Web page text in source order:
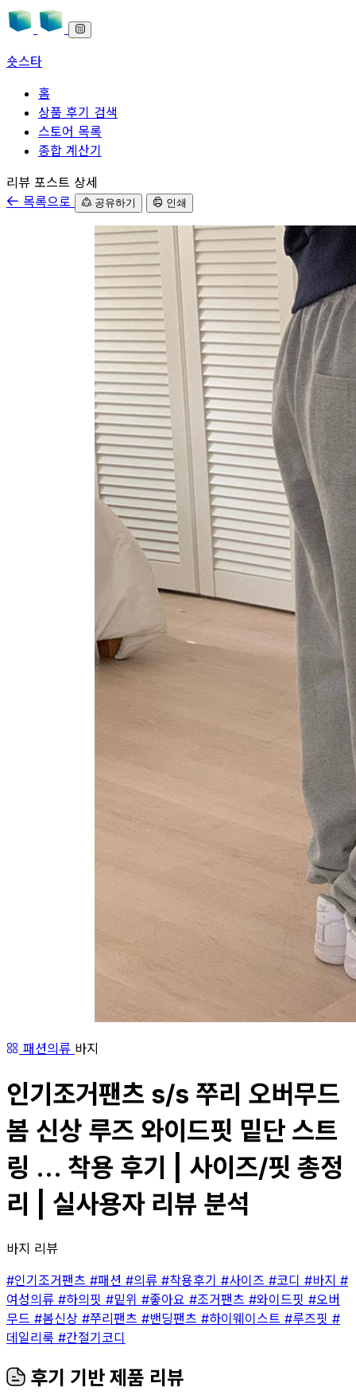
숏스타
홈
상품 후기 검색
스토어 목록
종합 계산기
본문으로 바로가기
리뷰 포스트 상세
목록으로
공유하기 인쇄
패션의류 바지
인기조거팬츠 s/s 쭈리 오버무드
봄 신상 루즈 와이드핏 밑단 스트
링 ... 착용 후기 | 사이즈/핏 총정
리 | 실사용자 리뷰 분석
바지 리뷰
#인기조거팬츠 #패션 #의류 #착용후기 #사이즈 #코디 #바지 #
여성의류 #하의핏 #밑위 #좋아요 #조거팬츠 #와이드핏 #오버
무드 #봄신상 #쭈리팬츠 #밴딩팬츠 #하이웨이스트 #루즈핏 #
데일리룩 #간절기코디
후기 기반 제품 리뷰